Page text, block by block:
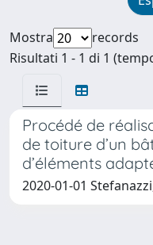
Mostra
records
Risultati 1 - 1 di 1
Procédé de
de toiture d’un
d’éléments
2020-01-01